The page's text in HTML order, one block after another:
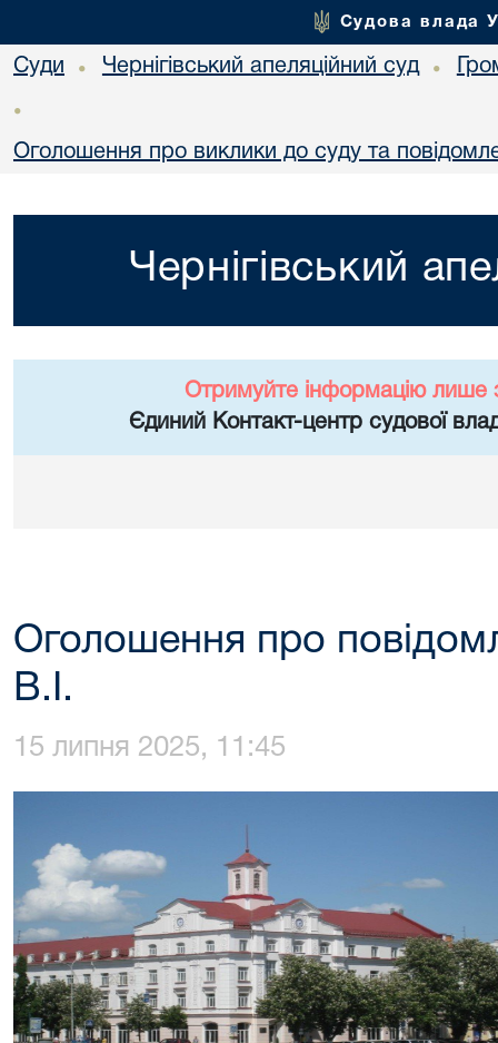
Судова влада
Суди • Чернігівський апеляційний суд •
•
Оголошення про виклики до суду та
Чернігівський
Отримуйте інформацію лише
Єдиний Контакт-центр судової
Оголошення про
В.І.
15 липня 2025, 11:45